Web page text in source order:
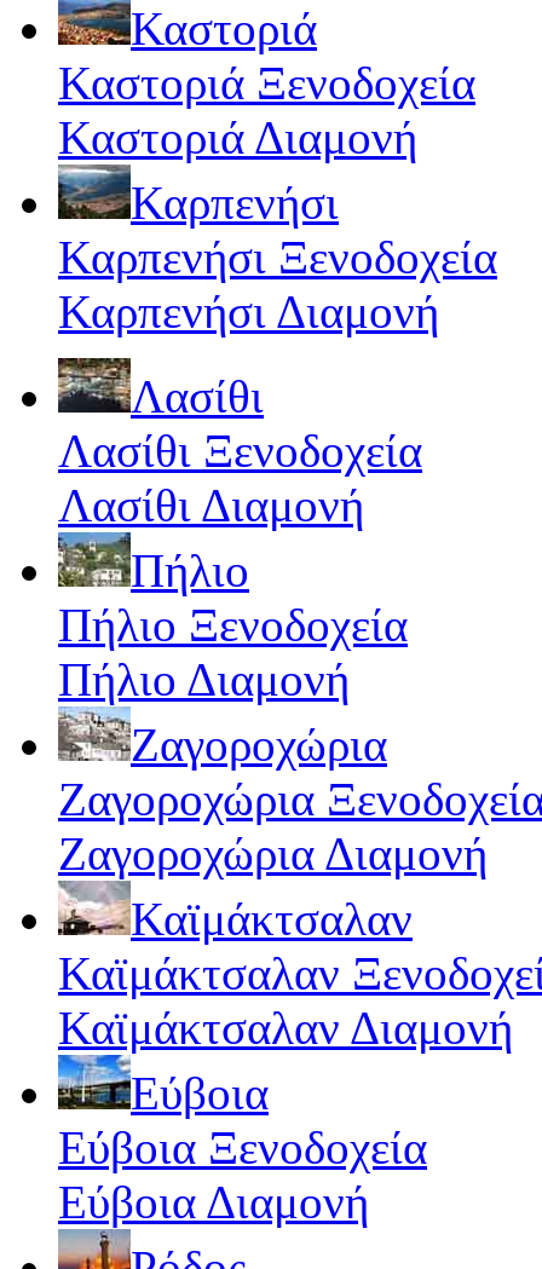
Καστοριά
Καστοριά Ξενοδοχεία
Καστοριά Διαμονή
Καρπενήσι
Καρπενήσι Ξενοδοχεία
Καρπενήσι Διαμονή
Λασίθι
Λασίθι Ξενοδοχεία
Λασίθι Διαμονή
Πήλιο
Πήλιο Ξενοδοχεία
Πήλιο Διαμονή
Ζαγοροχώρια
Ζαγοροχώρια
Ζαγοροχώρια Διαμονή
Καϊμάκτσαλαν
Καϊμάκτσαλαν
Καϊμάκτσαλαν Διαμονή
Εύβοια
Εύβοια Ξενοδοχεία
Εύβοια Διαμονή